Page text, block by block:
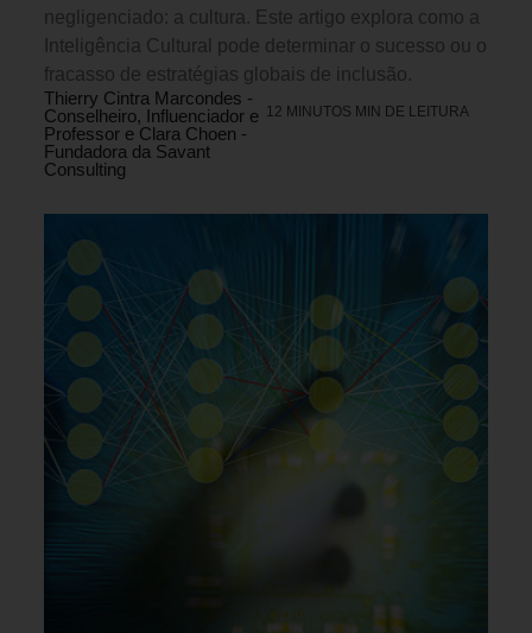
negligenciado: a cultura. Este artigo explora como a
Inteligência Cultural pode determinar o sucesso ou o
fracasso de estratégias globais de inclusão.
Thierry Cintra Marcondes -
Conselheiro, Influenciador e
Professor e Clara Choen -
Fundadora da Savant
Consulting
12 MINUTOS MIN DE LEITURA